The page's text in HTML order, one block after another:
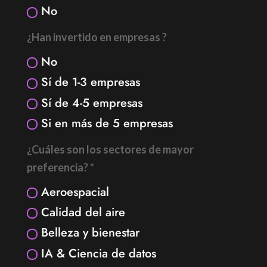
No
¿Han invertido en empresas ?
No
Sí de 1-3 empresas
Sí de 4-5 empresas
Si en más de 5 empresas
¿Cuáles son los sectores de mayor
preferencia? *
Aeroespacial
Calidad del aire
Belleza y bienestar
IA & Ciencia de datos